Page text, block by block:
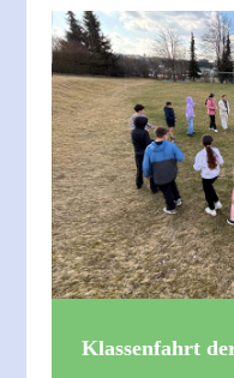
Klassenfahrt